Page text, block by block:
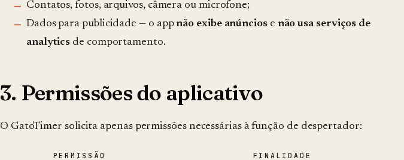
Contatos, fotos, arquivos, câmera ou microfone;
Dados para publicidade — o app não exibe anúnciose não usa serviços de
analytics de comportamento.
3. Permissões do aplicativo
O GatoTimer solicita apenas permissões necessárias à função de despertador:
PERMISSÃO FINALIDADE